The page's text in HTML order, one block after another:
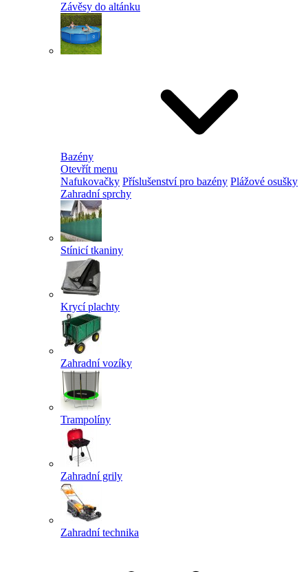
Závěsy do altánku
Bazény
Otevřít menu
Nafukovačky Příslušenství pro bazény Plážové osušky
Zahradní sprchy
Stínicí tkaniny
Krycí plachty
Zahradní vozíky
Trampolíny
Zahradní grily
Zahradní technika